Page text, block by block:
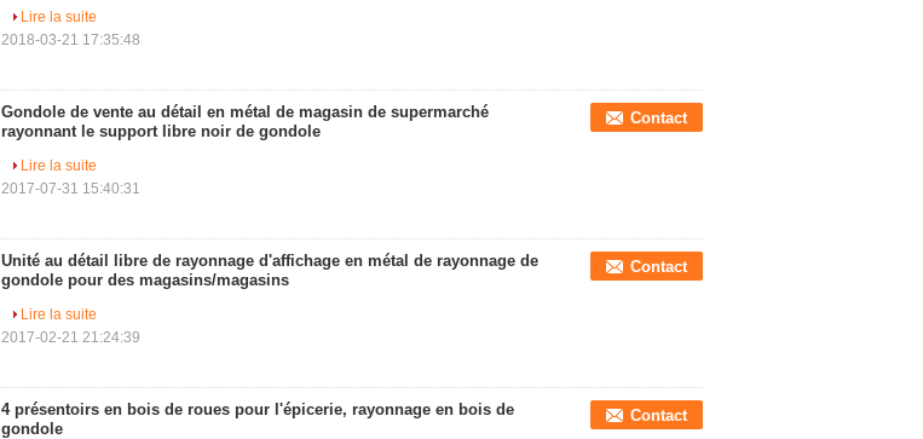
Lire la suite
2018-03-21 17:35:48
Gondole de vente au détail en métal de magasin de supermarché
rayonnant le support libre noir de gondole
Contact
Lire la suite
2017-07-31 15:40:31
Unité au détail libre de rayonnage d'affichage en métal de rayonnage de
gondole pour des magasins/magasins
Contact
Lire la suite
2017-02-21 21:24:39
4 présentoirs en bois de roues pour l'épicerie, rayonnage en bois de
gondole
Contact